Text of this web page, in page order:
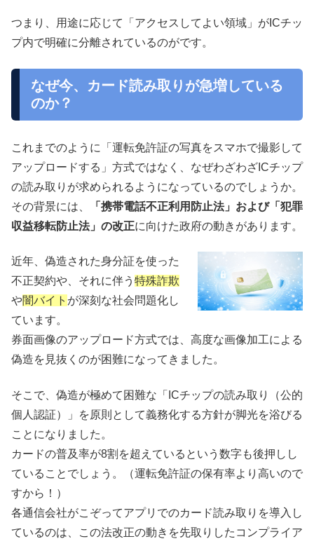
つまり、用途に応じて「アクセスしてよい領域」がICチッ
プ内で明確に分離されているのがです。
なぜ今、カード読み取りが急増している
のか？
これまでのように「運転免許証の写真をスマホで撮影して
アップロードする」方式ではなく、なぜわざわざICチップ
の読み取りが求められるようになっているのでしょうか。
その背景には、
「携帯電話不正利用防止法」および「犯罪
収益移転防止法」の改正に向けた政府の動きがあります。
近年、偽造された身分証を使った
不正契約や、それに伴う 特殊詐欺
や闇バイト が深刻な社会問題化し
ています。
券面画像のアップロード方式では、高度な画像加工による
偽造を見抜くのが困難になってきました。
そこで、偽造が極めて困難な「ICチップの読み取り（公的
個人認証）」を原則として義務化する方針が脚光を浴びる
ことになりました。
カードの普及率が8割を超えているという数字も後押しし
ていることでしょう。（運転免許証の保有率より高いので
すから！）
各通信会社がこぞってアプリでのカード読み取りを導入し
ているのは、この法改正の動きを先取りしたコンプライア